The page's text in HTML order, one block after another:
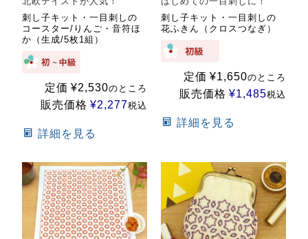
刺し子キット・一目刺しの
コースター/りんご・音符ほ
か（生成/5枚1組）
定価 ¥2,530のところ
販売価格 ¥2,277税込
詳細を見る
刺し子キット・一目刺しの
花ふきん（クロスつなぎ）
定価 ¥1,650のところ
販売価格 ¥1,485税込
詳細を見る